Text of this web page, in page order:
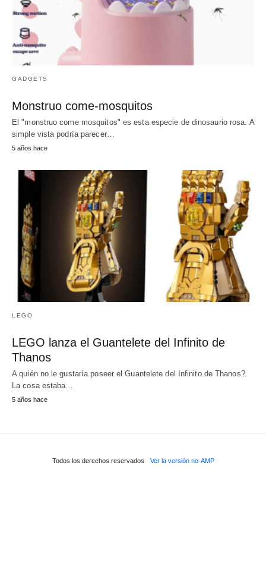
GADGETS
Monstruo come-mosquitos
El "monstruo come mosquitos" es esta especie de dinosaurio rosa. A
simple vista podría parecer…
5 años hace
LEGO
LEGO lanza el Guantelete del Infinito de
Thanos
A quién no le gustaría poseer el Guantelete del Infinito de Thanos?.
La cosa estaba…
5 años hace
Todos los derechos reservados Ver la versión no-AMP